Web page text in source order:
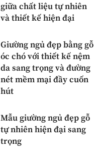
giữa chất liệu tự nhiên
và thiết kế hiện đại
Giường ngủ đẹp bằng gỗ
óc chó với thiết kế nệm
da sang trọng và đường
nét mềm mại đầy cuốn
hút
Mẫu giường ngủ đẹp gỗ
tự nhiên hiện đại sang
trọng